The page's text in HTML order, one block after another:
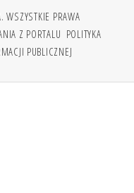
PRAWA
Z PORTALU POLITYKA
PUBLICZNEJ